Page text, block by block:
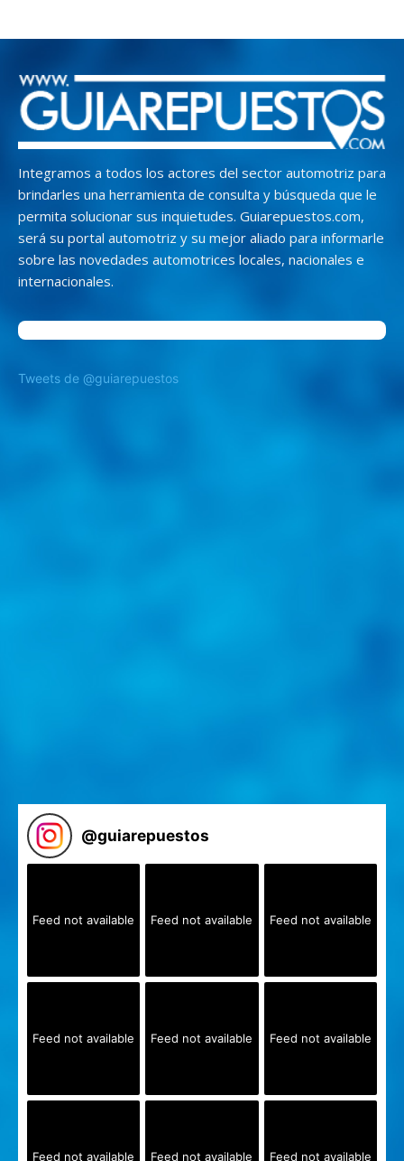
Integramos a todos los actores del sector automotriz para
brindarles una herramienta de consulta y búsqueda que le
permita solucionar sus inquietudes. Guiarepuestos.com,
será su portal automotriz y su mejor aliado para informarle
sobre las novedades automotrices locales, nacionales e
internacionales.
Tweets de @guiarepuestos
@guiarepuestos
Feed not available Feed not available Feed not available
Feed not available Feed not available Feed not available
Feed not available Feed not available Feed not available